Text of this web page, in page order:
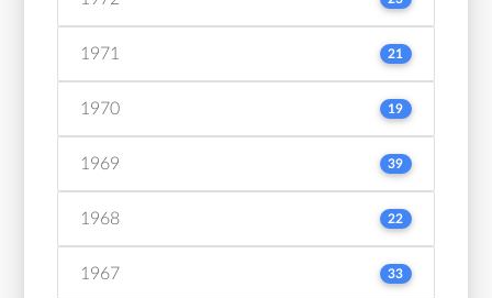
1971 21
1970 19
1969 39
1968 22
1967 33